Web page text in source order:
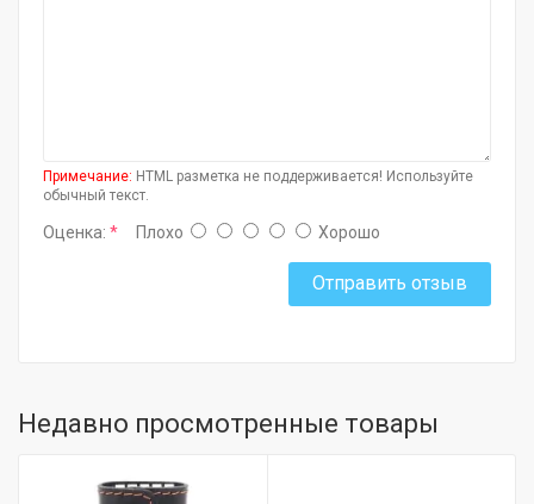
Примечание: HTML разметка не поддерживается! Используйте
обычный текст.
Оценка: Плохо Хорошо
Отправить отзыв
Недавно просмотренные товары